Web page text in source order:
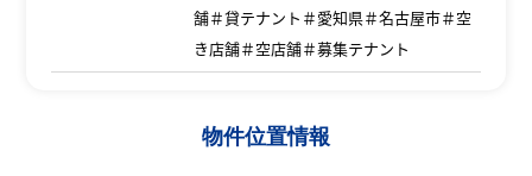
舗＃貸テナント＃愛知県＃名古屋市＃空
き店舗＃空店舗＃募集テナント
物件位置情報